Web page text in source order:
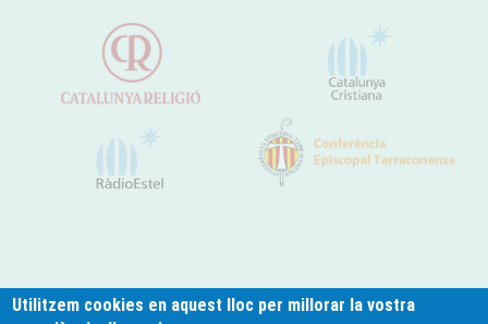
Utilitzem cookies en aquest lloc per millorar la vostra